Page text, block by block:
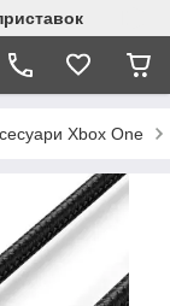
Xbox One